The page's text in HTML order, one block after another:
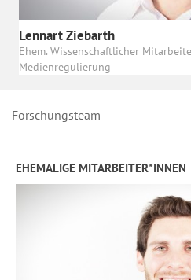
Lennart Ziebarth
Ehem. Wissenschaftlicher
Medienregulierung
Forschungsteam
EHEMALIGE MITARBEITER*INNEN